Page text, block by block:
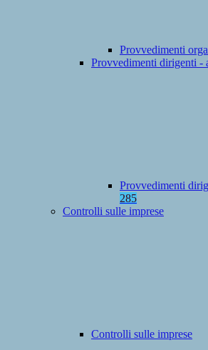
Provvedimenti
Provvedimenti dirigenti -
Provvedimenti
285
Controlli sulle imprese
Controlli sulle imprese